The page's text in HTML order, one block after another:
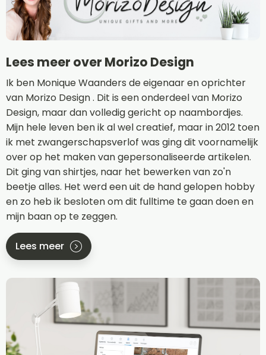
Lees meer over Morizo Design
Ik ben Monique Waanders de eigenaar en oprichter
van Morizo Design . Dit is een onderdeel van Morizo
Design, maar dan volledig gericht op naambordjes.
Mijn hele leven ben ik al wel creatief, maar in 2012 toen
ik met zwangerschapsverlof was ging dit voornamelijk
over op het maken van gepersonaliseerde artikelen.
Dit ging van shirtjes, naar het bewerken van zo'n
beetje alles. Het werd een uit de hand gelopen hobby
en zo heb ik besloten om dit fulltime te gaan doen en
mijn baan op te zeggen.
Lees meer